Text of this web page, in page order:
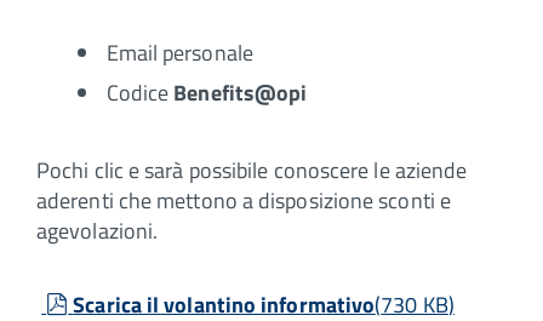
Email personale
CodiceBenefits@opi
Pochi clic e sarà possibile conoscere le aziende
aderenti che mettono a disposizione sconti e
agevolazioni.
pdf
Scarica il volantino informativo(730 KB)